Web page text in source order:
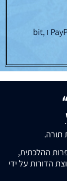
עובדים עם כל כרטיסי האשראי וגם PayPal ו bit,
תורה.
ההלכתית,
הדורות על ידי